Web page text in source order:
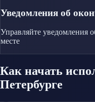
Уведомления об
Управляйте уведомления
месте
Как начать
Петербурге